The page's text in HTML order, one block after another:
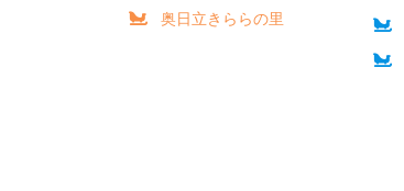
奥日立きららの里